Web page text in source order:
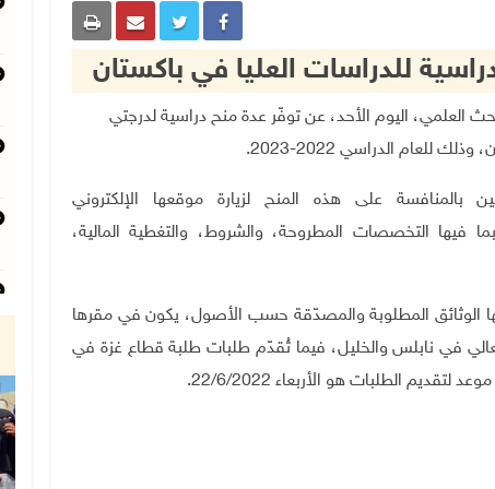
للدراسات العليا في باكستان
العالي والبحث العلمي، اليوم الأحد، عن توفّر عدة منح دراسية لدرجتي
الدراسي 2022-2023
.
بالمنافسة على هذه المنح لزيارة موقعها الإلكتروني
فيها التخصصات المطروحة، والشروط، والتغطية المالية،
الوثائق المطلوبة والمصدّقة حسب الأصول، يكون في مقرها
في نابلس والخليل، فيما تُقدّم طلبات طلبة قطاع غزة في
الطلبات هو الأربعاء 22/6/2022
.